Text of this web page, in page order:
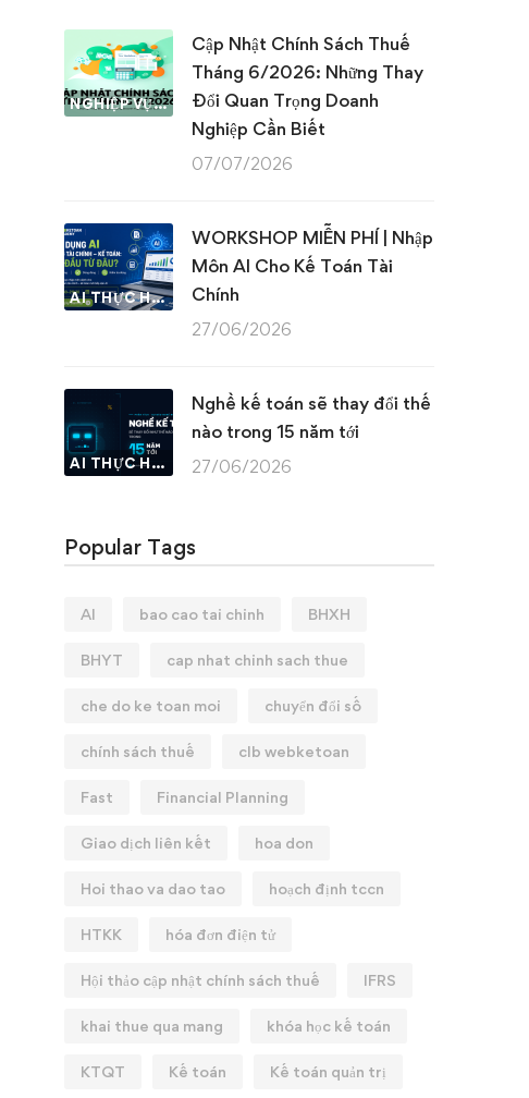
NGHIỆP VỤ KẾ TOÁN & THUẾ
Cập Nhật Chính Sách Thuế
Tháng 6/2026: Những Thay
Đổi Quan Trọng Doanh
Nghiệp Cần Biết
07/07/2026
AI THỰC HÀNH
WORKSHOP MIỄN PHÍ | Nhập
Môn AI Cho Kế Toán Tài
Chính
27/06/2026
AI THỰC HÀNH
Nghề kế toán sẽ thay đổi thế
nào trong 15 năm tới
27/06/2026
Popular Tags
AI bao cao tai chinh BHXH
BHYT cap nhat chinh sach thue
che do ke toan moi chuyển đổi số
chính sách thuế clb webketoan
Fast Financial Planning
Giao dịch liên kết hoa don
Hoi thao va dao tao hoạch định tccn
HTKK hóa đơn điện tử
Hội thảo cập nhật chính sách thuế IFRS
khai thue qua mang khóa học kế toán
KTQT Kế toán Kế toán quản trị